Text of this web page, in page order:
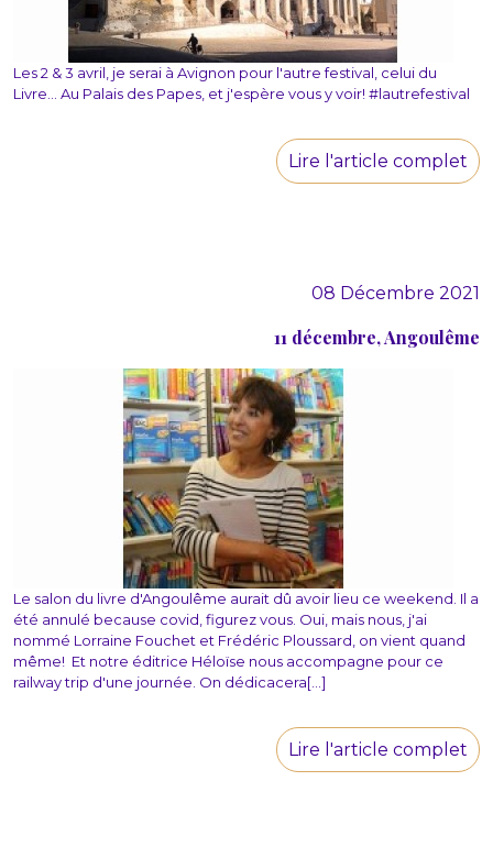
Les 2 & 3 avril, je serai à Avignon pour l'autre festival, celui du
Livre... Au Palais des Papes, et j'espère vous y voir! #lautrefestival
Lire l'article complet
08 Décembre 2021
11 décembre, Angoulême
Le salon du livre d'Angoulême aurait dû avoir lieu ce weekend. Il a
été annulé because covid, figurez vous. Oui, mais nous, j'ai
nommé Lorraine Fouchet et Frédéric Ploussard, on vient quand
même! Et notre éditrice Héloïse nous accompagne pour ce
railway trip d'une journée. On dédicacera[...]
Lire l'article complet